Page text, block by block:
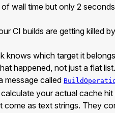
wall time but only 2
CI builds are getting killed
knows which target it
happened, not just a flat list.
message called
your actual cache
come as text strings. They